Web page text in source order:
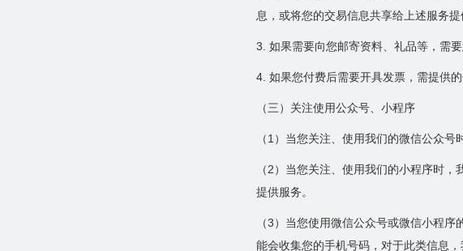
息，或将您的交易信息共享给上述服务提
3. 如果需要向您邮寄资料、礼品等，需
4. 如果您付费后需要开具发票，需提供
（三）关注使用公众号、小程序
（1）当您关注、使用我们的微信公众
（2）当您关注、使用我们的小程序时
提供服务。
（3）当您使用微信公众号或微信小程
能会收集您的手机号码，对于此类信息